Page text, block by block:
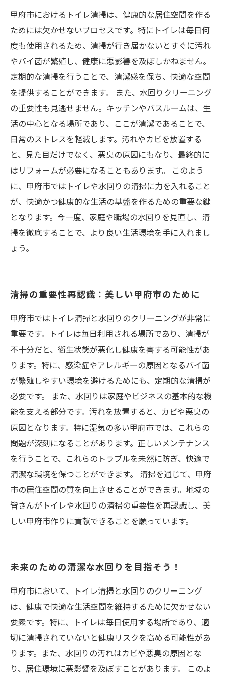
甲府市におけるトイレ清掃は、健康的な居住空間を作る
ためには欠かせないプロセスです。特にトイレは毎日何
度も使用されるため、清掃が行き届かないとすぐに汚れ
やバイ菌が繁殖し、健康に悪影響を及ぼしかねません。
定期的な清掃を行うことで、清潔感を保ち、快適な空間
を提供することができます。 また、水回りクリーニング
の重要性も見逃せません。キッチンやバスルームは、生
活の中心となる場所であり、ここが清潔であることで、
日常のストレスを軽減します。汚れやカビを放置する
と、見た目だけでなく、悪臭の原因にもなり、最終的に
はリフォームが必要になることもあります。 このよう
に、甲府市ではトイレや水回りの清掃に力を入れること
が、快適かつ健康的な生活の基盤を作るための重要な鍵
となります。今一度、家庭や職場の水回りを見直し、清
掃を徹底することで、より良い生活環境を手に入れまし
ょう。
清掃の重要性再認識：美しい甲府市のために
甲府市ではトイレ清掃と水回りのクリーニングが非常に
重要です。トイレは毎日利用される場所であり、清掃が
不十分だと、衛生状態が悪化し健康を害する可能性があ
ります。特に、感染症やアレルギーの原因となるバイ菌
が繁殖しやすい環境を避けるためにも、定期的な清掃が
必要です。 また、水回りは家庭やビジネスの基本的な機
能を支える部分です。汚れを放置すると、カビや悪臭の
原因となります。特に湿気の多い甲府市では、これらの
問題が深刻になることがあります。正しいメンテナンス
を行うことで、これらのトラブルを未然に防ぎ、快適で
清潔な環境を保つことができます。 清掃を通じて、甲府
市の居住空間の質を向上させることができます。地域の
皆さんがトイレや水回りの清掃の重要性を再認識し、美
しい甲府市作りに貢献できることを願っています。
未来のための清潔な水回りを目指そう！
甲府市において、トイレ清掃と水回りのクリーニング
は、健康で快適な生活空間を維持するために欠かせない
要素です。特に、トイレは毎日使用する場所であり、適
切に清掃されていないと健康リスクを高める可能性があ
ります。また、水回りの汚れはカビや悪臭の原因とな
り、居住環境に悪影響を及ぼすことがあります。 このよ